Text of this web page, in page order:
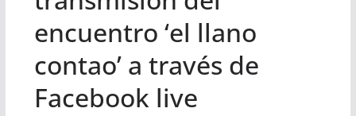
encuentro ‘el llano
contao’ a través de
Facebook live